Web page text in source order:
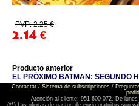
PVP: 2.25 €
2.14 €
Producto anterior
EL PRÓXIMO BATMAN: SEGUNDO
Contactar/ Sistema de subscripciones/
Atención al cliente: 951 600 072. De